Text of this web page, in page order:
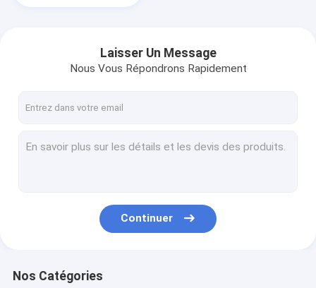
Laisser Un Message
Nous Vous Répondrons Rapidement
Continuer
Nos Catégories